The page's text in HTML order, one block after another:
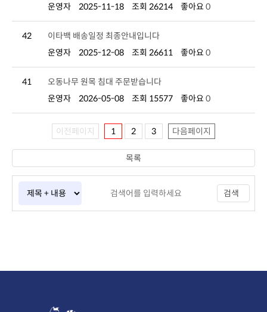
운영자
2025-11-18 조회 26214 좋아요 0
42
이타백 배송일정 최종안내입니다
운영자
2025-12-08 조회 26611 좋아요 0
41
오동나무 원목 침대 주문받습니다
운영자
2026-05-08 조회 15577 좋아요 0
이전페이지 1 2 3 다음페이지
검색
목록